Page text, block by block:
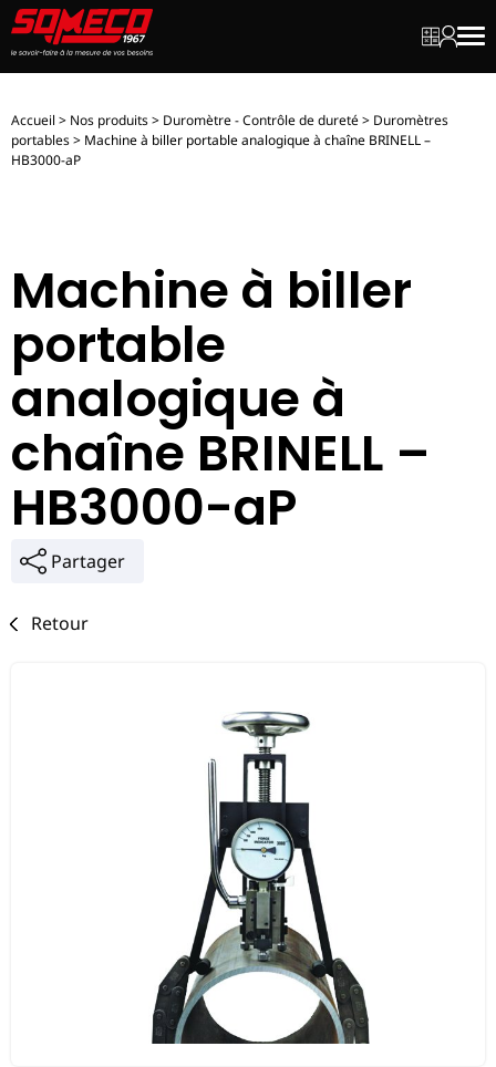
MonMon
Accueil > Nos produits> Duromètre - Contrôle de dureté> Duromètres
portables> Machine à biller portable analogique à chaîne BRINELL –
HB3000-aP
Machine à biller
portable
analogique à
chaîne BRINELL –
HB3000-aP
Partager
Retour